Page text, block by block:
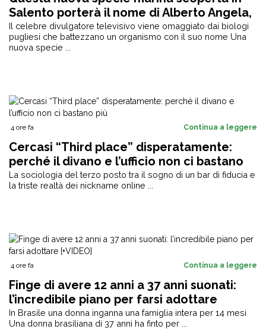
Salento porterà il nome di Alberto Angela,
il celebre divulgatore tv
Il celebre divulgatore televisivo viene omaggiato dai biologi
pugliesi che battezzano un organismo con il suo nome Una
nuova specie ...
4 ore fa Continua a leggere
Cercasi “Third place” disperatamente:
perché il divano e l’ufficio non ci bastano
più
La sociologia del terzo posto tra il sogno di un bar di fiducia e
la triste realtà dei nickname online ...
4 ore fa Continua a leggere
Finge di avere 12 anni a 37 anni suonati:
l’incredibile piano per farsi adottare
[+VIDEO]
In Brasile una donna inganna una famiglia intera per 14 mesi
Una donna brasiliana di 37 anni ha finto per ...